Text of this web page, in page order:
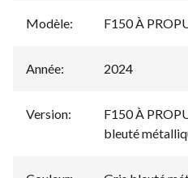
Modèle: F150 À
Année: 2024
Version:
F150 À
bleuté